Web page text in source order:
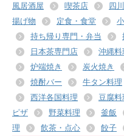
風居酒屋
喫茶店 四
揚げ物
定食・食堂
持ち帰り専門・弁当
日本茶専門店
沖縄料
炉端焼き
炭火焼き
焼酎バー
牛タン料理
西洋各国料理
豆腐料
ピザ
野菜料理 釜飯
理
飲茶・点心 餃子